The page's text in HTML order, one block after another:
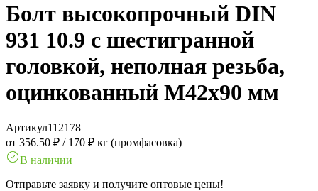
Болт высокопрочный DIN
931 10.9 с шестигранной
головкой, неполная резьба,
оцинкованный M42x90 мм
Артикул112178
от 356.50 ₽ / 170 ₽ кг (промфасовка)
В наличии
Отправьте заявку и получите оптовые цены!